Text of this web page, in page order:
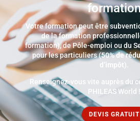
Votre formation peut être
de la formation
formation), de Pôle-emploi ou du
pour les particuliers (50% de
d’impôt).
Renseignez-vous vite auprès du
PHILEAS World !
DEVIS GRATUIT